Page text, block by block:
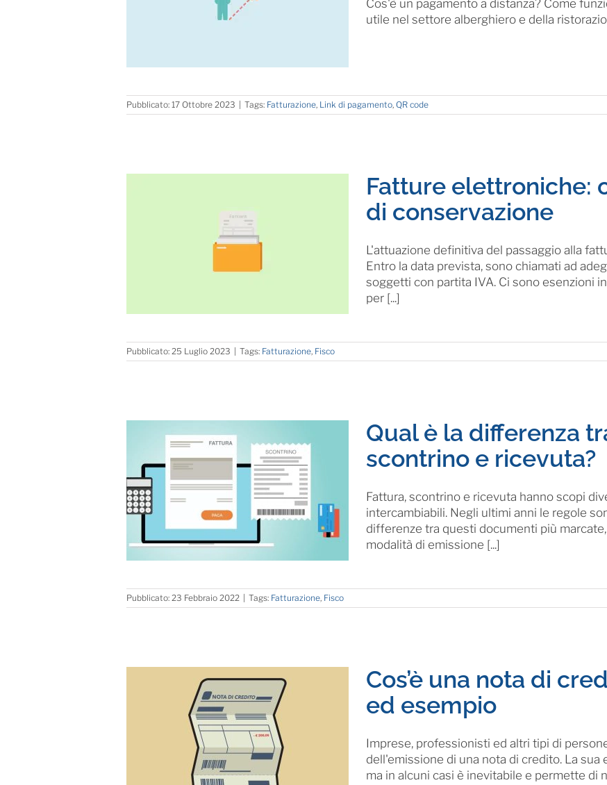
Cos'è un pagamento a distanza? Come
utile nel settore alberghiero e della
Pubblicato: 17 Ottobre 2023 Tags: Fatturazione, Link di pagamento, QR code
Fatture elettroniche:
di conservazione
L'attuazione definitiva del passaggio alla
Entro la data prevista, sono chiamati ad
soggetti con partita IVA. Ci sono esenzioni
per [...]
Pubblicato: 25 Luglio 2023 Tags: Fatturazione, Fisco
Qual è la differenza
scontrino e ricevuta?
Fattura, scontrino e ricevuta hanno scopi
intercambiabili. Negli ultimi anni le regole
differenze tra questi documenti più
modalità di emissione [...]
Pubblicato: 23 Febbraio 2022 Tags: Fatturazione, Fisco
Cos’è una nota di
ed esempio
Imprese, professionisti ed altri tipi di
dell'emissione di una nota di credito. La
ma in alcuni casi è inevitabile e permette di